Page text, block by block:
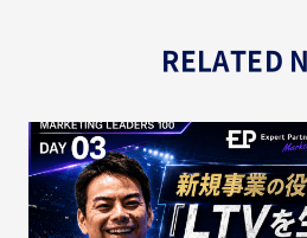
RELATED